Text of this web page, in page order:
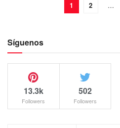
1 2 …
Síguenos
13.3k
Followers
502
Followers